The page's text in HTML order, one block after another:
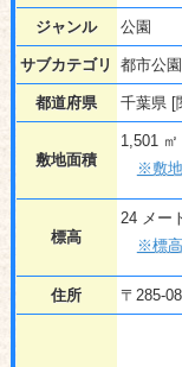
ジャンル 公園
サブカテゴリ 都市公
都道府県 千葉県 [
敷地面積
1,501 ㎡
※敷
標高
24 メー
※標
住所 〒285-